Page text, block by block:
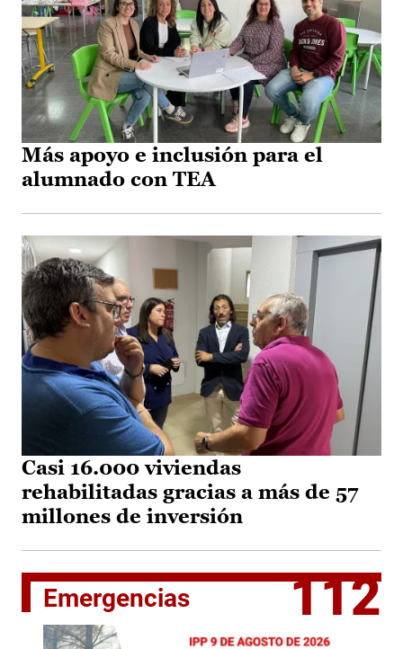
Más apoyo e inclusión para el
alumnado con TEA
Casi 16.000 viviendas
rehabilitadas gracias a más de 57
millones de inversión
Emergencias 112